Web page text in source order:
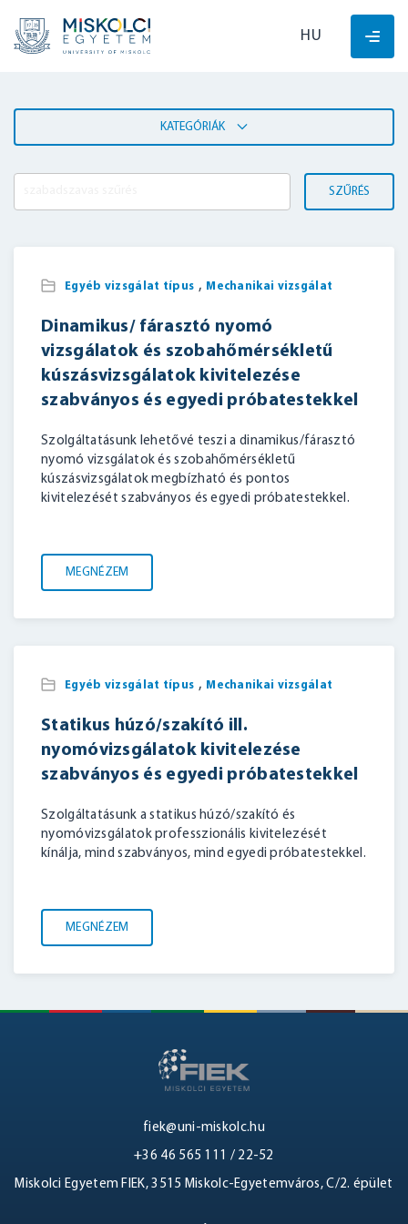
HU
BELÉPÉS
KATEGÓRIÁK
SZŰRÉS
Egyéb vizsgálat típus , Mechanikai vizsgálat
Dinamikus/ fárasztó nyomó
vizsgálatok és szobahőmérsékletű
kúszásvizsgálatok kivitelezése
szabványos és egyedi próbatestekkel
Szolgáltatásunk lehetővé teszi a dinamikus/fárasztó
nyomó vizsgálatok és szobahőmérsékletű
kúszásvizsgálatok megbízható és pontos
kivitelezését szabványos és egyedi próbatestekkel.
MEGNÉZEM
Egyéb vizsgálat típus , Mechanikai vizsgálat
Statikus húzó/szakító ill.
nyomóvizsgálatok kivitelezése
szabványos és egyedi próbatestekkel
Szolgáltatásunk a statikus húzó/szakító és
nyomóvizsgálatok professzionális kivitelezését
kínálja, mind szabványos, mind egyedi próbatestekkel.
MEGNÉZEM
fiek@uni-miskolc.hu
+36 46 565 111 / 22-52
Miskolci Egyetem FIEK, 3515 Miskolc-Egyetemváros, C/2. épület